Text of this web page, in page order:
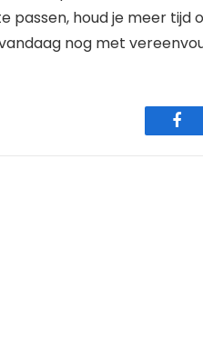
passen, houd je meer tijd
nog met